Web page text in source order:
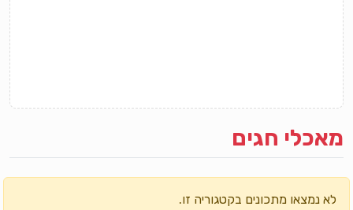
מאכלי חגים
לא נמצאו מתכונים בקטגוריה זו.